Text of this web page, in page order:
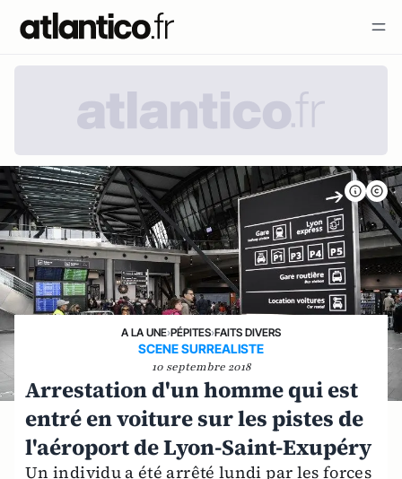
A LA UNE›PÉPITES›FAITS DIVERS
SCENE SURREALISTE
10 septembre 2018
Arrestation d'un homme qui est
entré en voiture sur les pistes de
l'aéroport de Lyon-Saint-Exupéry
Un individu a été arrêté lundi par les forces